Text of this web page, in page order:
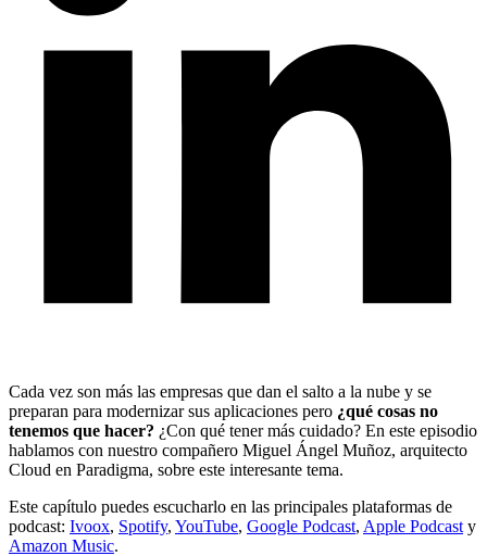
Cada vez son más las empresas que dan el salto a la nube y se
preparan para modernizar sus aplicaciones pero ¿qué cosas no
tenemos que hacer? ¿Con qué tener más cuidado? En este episodio
hablamos con nuestro compañero Miguel Ángel Muñoz, arquitecto
Cloud en Paradigma, sobre este interesante tema.
Este capítulo puedes escucharlo en las principales plataformas de
podcast: Ivoox, Spotify, YouTube, Google Podcast, Apple Podcast y
Amazon Music.